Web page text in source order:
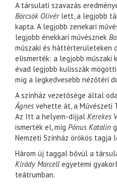
A társulati szavazás
Börcsök Olivérlett, a legjobb
kapta. A legjobb zenekari
legjobb énekkari művésznek
műszaki és háttérterületeken
elismerték: a legjobb műszaki
évad legjobb kulisszák
míg a legkedvesebb nézőtéri
A színház vezetősége által
Ágnes vehette át, a Művészeti
Az Itt a helyem-díjjal Kerekes
ismerték el, míg Pónus Katalin
Nemzeti Színház örökös tagja
Három új taggal bővül a
Kirády Marcell egyetemi
teátrumban.